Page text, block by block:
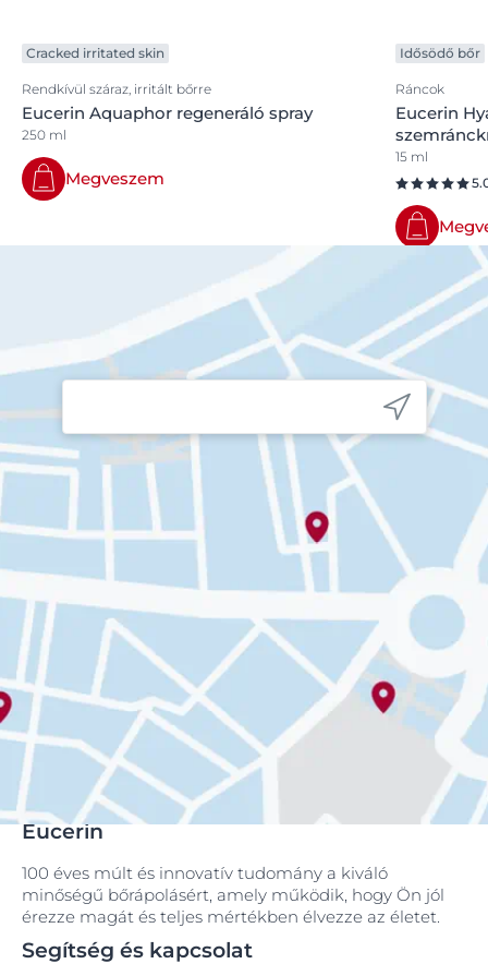
Cracked irritated skin
Rendkívül száraz, irritált bőrre
Eucerin Aquaphor regeneráló spray
250 ml
Megveszem
Idősödő bőr
Ráncok
Eucerin
15 ml
Eucerin
100 éves múlt és innovatív tudomány a kiváló
minőségű bőrápolásért, amely működik, hogy Ön jól
érezze magát és teljes mértékben élvezze az életet.
Segítség és kapcsolat